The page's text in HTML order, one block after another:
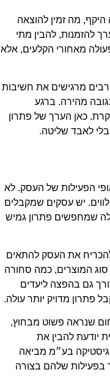
מה זמין להוצאה
להזמנות, להבין מתי
מאחורי הקלעים, אלא
מרגישים את חשיבות
מהירה. ברגע
כאן הערך של פתרון
לאבד שליטה.
הפעילות של העסק. לא
יש עסקים שמקבלים
שמחפשים פתרון גמיש
את העסק להתאים
המוצרים, כמה סחורה
גם בהפצה ליעדים
פתרון מדויק יותר עולה.
שנראה פשוט מבחוץ,
יודעת להבין את
בע״מ מביאה
בפעילות שלהם בצורה